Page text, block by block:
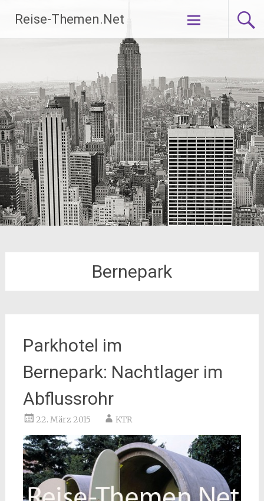
Inhalt
springen
Reise-Themen.Net
Bernepark
Parkhotel im
Bernepark: Nachtlager im
Abflussrohr
22. März 2015 KTR